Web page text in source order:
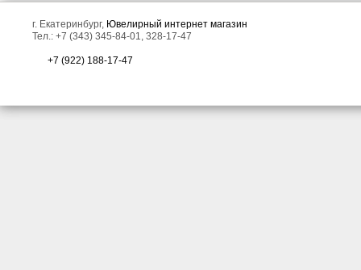
г. Екатеринбург, Ювелирный интернет магазин
Тел.: +7 (343) 345-84-01, 328-17-47
+7 (922) 188-17-47